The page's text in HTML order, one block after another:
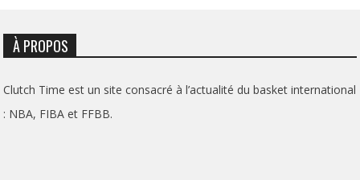
À PROPOS
Clutch Time est un site consacré à l’actualité du basket international
: NBA, FIBA et FFBB.